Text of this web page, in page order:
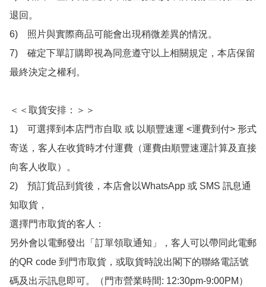
退回。
6)　照片與實際商品可能會出現稍微差異的情況。
7)　確定下單訂購即視為同意遵守以上相關規定，本店保留
最終決定之權利。
＜＜取貨安排：＞＞
1)　可選擇到本店門市自取 或 以順豐速運 <運費到付> 形式
寄送，客人在收貨時才付運費（運費由順豐速運計算及直接
向客人收取）。
2)　預訂貨品到貨後，本店會以WhatsApp 或 SMS 訊息通
知取貨，
選擇門市取貨的客人：
另外會以電郵發出「訂單領取通知」，客人可以帶同此電郵
的QR code 到門市取貨，或取貨時說出閣下的聯絡電話號
碼及出示訊息即可。（門市營業時間: 12:30pm-9:00PM）